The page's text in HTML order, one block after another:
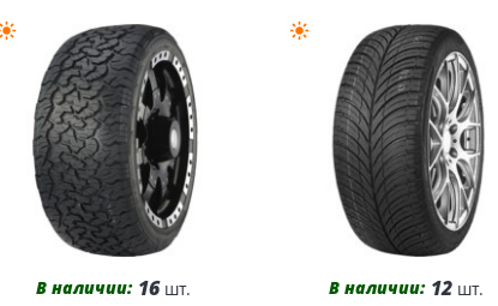
В наличии: 16шт. В наличии: 12шт.